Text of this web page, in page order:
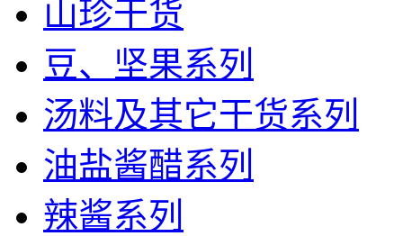
山珍干货
豆、坚果系列
汤料及其它干货系列
油盐酱醋系列
辣酱系列